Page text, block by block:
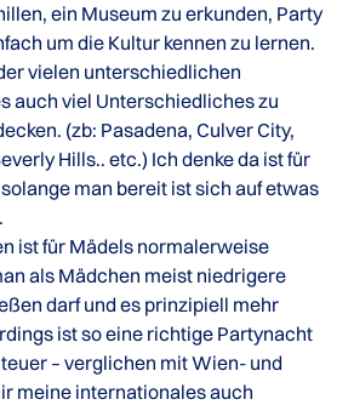
ein Museum zu erkunden, Party
um die Kultur kennen zu lernen.
vielen unterschiedlichen
auch viel Unterschiedliches zu
(zb: Pasadena, Culver City,
Hills.. etc.) Ich denke da ist für
man bereit ist sich auf etwas
ist für Mädels normalerweise
als Mädchen meist niedrigere
darf und es prinzipiell mehr
ist so eine richtige Partynacht
– verglichen mit Wien- und
meine internationales auch